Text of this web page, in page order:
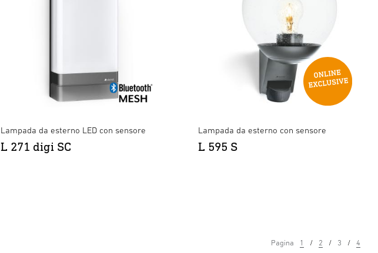
Lampada da esterno LED con sensore
L 271 digi SC
Lampada da esterno con sensore
L 595 S
Pagina 1 2 3 4